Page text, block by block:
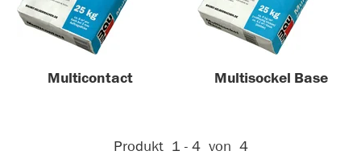
Multicontact Multisockel Base
Aktive Filter:
Produkt 1 - 4 von 4